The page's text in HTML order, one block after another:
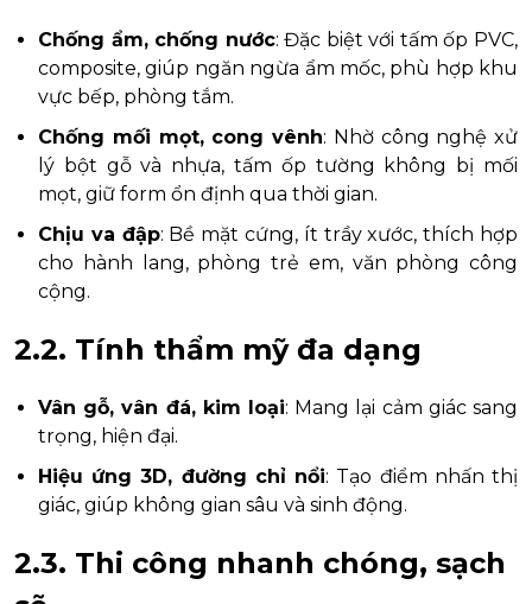
Chống ẩm, chống nước: Đặc biệt với tấm ốp PVC,
composite, giúp ngăn ngừa ẩm mốc, phù hợp khu
vực bếp, phòng tắm.
Chống mối mọt, cong vênh: Nhờ công nghệ xử
lý bột gỗ và nhựa, tấm ốp tường không bị mối
mọt, giữ form ổn định qua thời gian.
Chịu va đập: Bề mặt cứng, ít trầy xước, thích hợp
cho hành lang, phòng trẻ em, văn phòng công
cộng.
2.2. Tính thẩm mỹ đa dạng
Vân gỗ, vân đá, kim loại: Mang lại cảm giác sang
trọng, hiện đại.
Hiệu ứng 3D, đường chỉ nổi: Tạo điểm nhấn thị
giác, giúp không gian sâu và sinh động.
2.3. Thi công nhanh chóng, sạch